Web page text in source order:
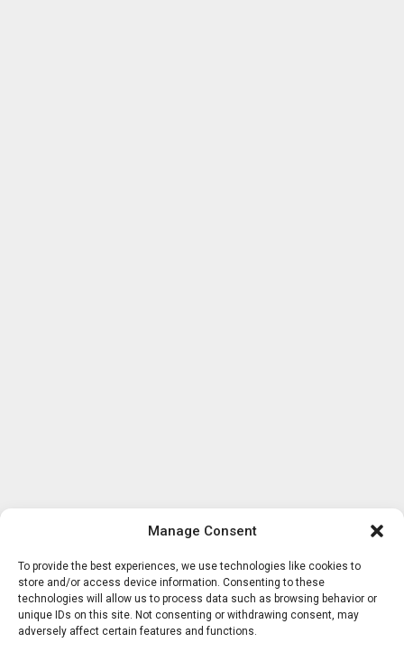
Manage Consent
To provide the best experiences, we use technologies like cookies to
store and/or access device information. Consenting to these
technologies will allow us to process data such as browsing behavior or
unique IDs on this site. Not consenting or withdrawing consent, may
adversely affect certain features and functions.